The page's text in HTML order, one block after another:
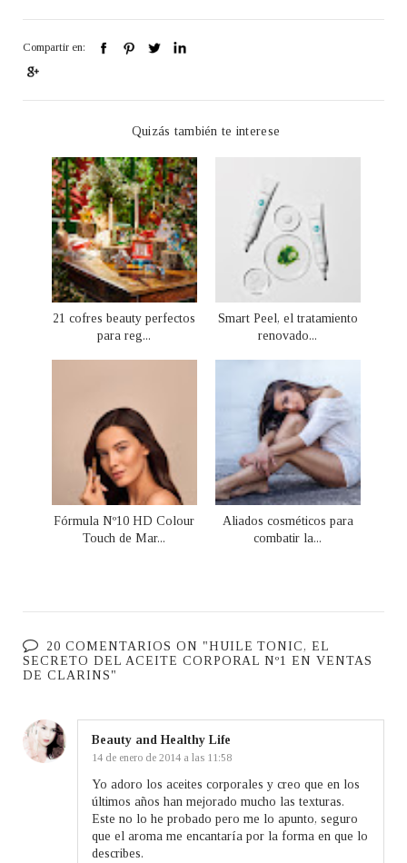
Compartir en:
Quizás también te interese
21 cofres beauty perfectos
para reg...
Smart Peel, el tratamiento
renovado...
Fórmula Nº10 HD Colour
Touch de Mar...
Aliados cosméticos para
combatir la...
20 COMENTARIOS ON "HUILE TONIC, EL
SECRETO DEL ACEITE CORPORAL Nº1 EN VENTAS
DE CLARINS"
Beauty and Healthy Life
14 de enero de 2014 a las 11:58
Yo adoro los aceites corporales y creo que en los
últimos años han mejorado mucho las texturas.
Este no lo he probado pero me lo apunto, seguro
que el aroma me encantaría por la forma en que lo
describes.